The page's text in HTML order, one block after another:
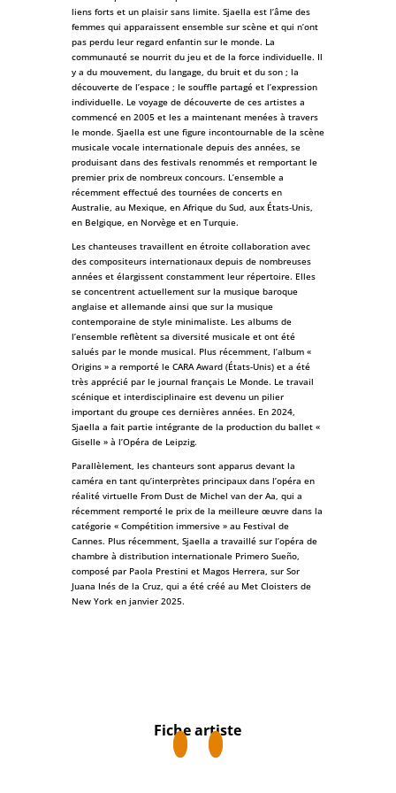
liens forts et un plaisir sans limite. Sjaella est l’âme des
femmes qui apparaissent ensemble sur scène et qui n’ont
pas perdu leur regard enfantin sur le monde. La
communauté se nourrit du jeu et de la force individuelle. Il
y a du mouvement, du langage, du bruit et du son ; la
découverte de l’espace ; le souffle partagé et l’expression
individuelle. Le voyage de découverte de ces artistes a
commencé en 2005 et les a maintenant menées à travers
le monde. Sjaella est une figure incontournable de la scène
musicale vocale internationale depuis des années, se
produisant dans des festivals renommés et remportant le
premier prix de nombreux concours. L’ensemble a
récemment effectué des tournées de concerts en
Australie, au Mexique, en Afrique du Sud, aux États-Unis,
en Belgique, en Norvège et en Turquie.
Les chanteuses travaillent en étroite collaboration avec
des compositeurs internationaux depuis de nombreuses
années et élargissent constamment leur répertoire. Elles
se concentrent actuellement sur la musique baroque
anglaise et allemande ainsi que sur la musique
contemporaine de style minimaliste. Les albums de
l’ensemble reflètent sa diversité musicale et ont été
salués par le monde musical. Plus récemment, l’album «
Origins » a remporté le CARA Award (États-Unis) et a été
très apprécié par le journal français Le Monde. Le travail
scénique et interdisciplinaire est devenu un pilier
important du groupe ces dernières années. En 2024,
Sjaella a fait partie intégrante de la production du ballet «
Giselle » à l’Opéra de Leipzig.
Parallèlement, les chanteurs sont apparus devant la
caméra en tant qu’interprètes principaux dans l’opéra en
réalité virtuelle From Dust de Michel van der Aa, qui a
récemment remporté le prix de la meilleure œuvre dans la
catégorie « Compétition immersive » au Festival de
Cannes. Plus récemment, Sjaella a travaillé sur l’opéra de
chambre à distribution internationale Primero Sueño,
composé par Paola Prestini et Magos Herrera, sur Sor
Juana Inés de la Cruz, qui a été créé au Met Cloisters de
New York en janvier 2025.
Fiche artiste